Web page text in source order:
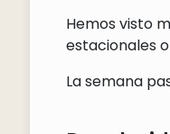
Hemos visto
estacionales
La semana